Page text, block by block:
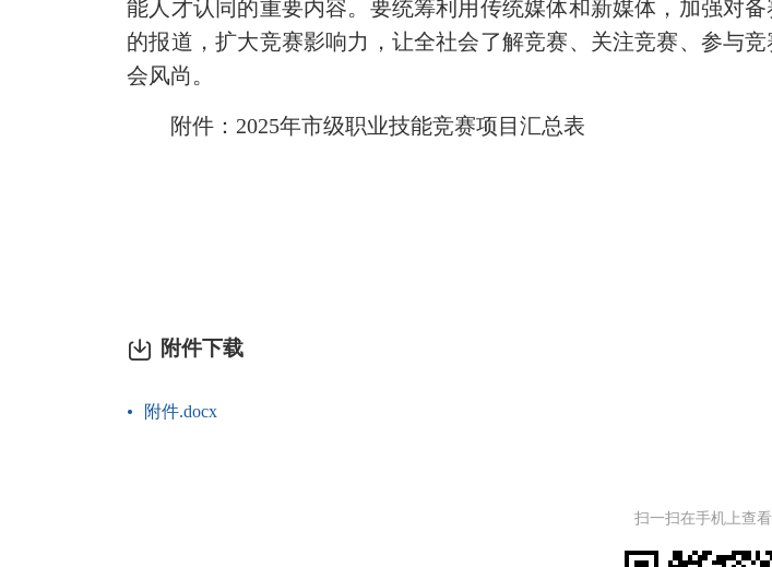
能人才认同的重要内容。要统筹利用传统媒体和新媒体，加强对
的报道，扩大竞赛影响力，让全社会了解竞赛、关注竞赛、参与
会风尚。
附件：2025年市级职业技能竞赛项目汇总表
附件下载
附件.docx
扫一扫在手机上查